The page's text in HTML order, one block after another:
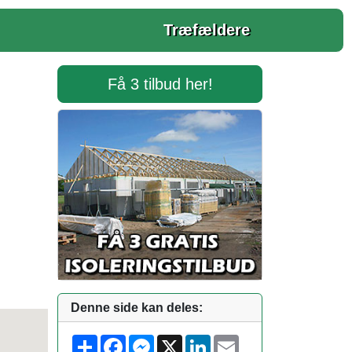
Træfældere
Få 3 tilbud her!
Denne side kan deles:
S
F
M
X
L